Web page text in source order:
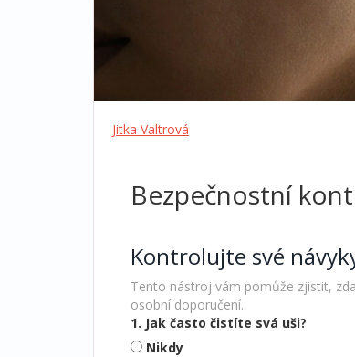
Jitka Valtrová
Bezpečnostní
Kontrolujte své
Tento nástroj vám pomůže zjistit,
osobní doporučení.
1. Jak často čistíte svá uši?
Nikdy